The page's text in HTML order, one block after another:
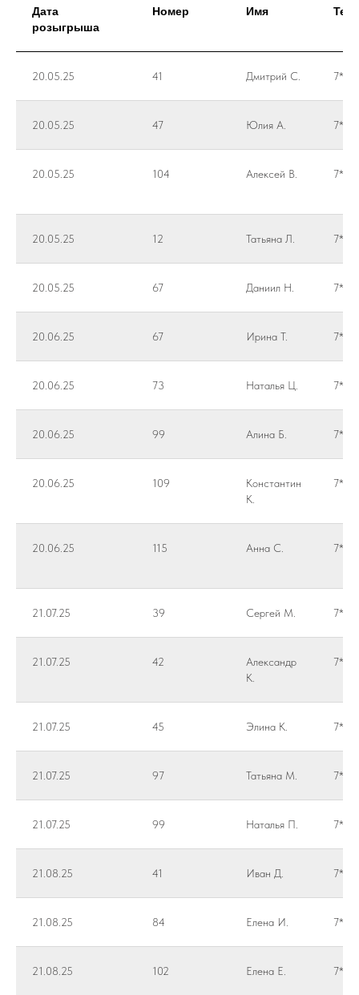
Дата
розыгрыша
Номер Имя
20.05.25 41 Дмитрий С.
20.05.25 47 Юлия А.
20.05.25 104 Алексей В.
20.05.25 12 Татьяна Л.
20.05.25 67 Даниил Н.
20.06.25 67 Ирина Т.
20.06.25 73 Наталья Ц.
20.06.25 99 Алина Б.
20.06.25 109
Константин
К.
20.06.25 115 Анна С.
21.07.25 39 Сергей М.
21.07.25 42
Александр
К.
21.07.25 45 Элина К.
21.07.25 97 Татьяна М.
21.07.25 99 Наталья П.
21.08.25 41 Иван Д.
21.08.25 84 Елена И.
21.08.25 102 Елена Е.